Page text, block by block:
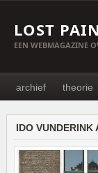
LOST
EEN WEBMAGAZINE
archief theorie
IDO VUNDERINK